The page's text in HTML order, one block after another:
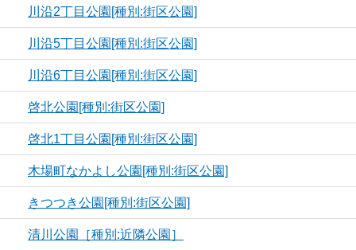
川沿2丁目公園[種別:街区公園]
川沿5丁目公園[種別:街区公園]
川沿6丁目公園[種別:街区公園]
啓北公園[種別:街区公園]
啓北1丁目公園[種別:街区公園]
木場町なかよし公園[種別:街区公園]
きつつき公園[種別:街区公園]
清川公園［種別:近隣公園］